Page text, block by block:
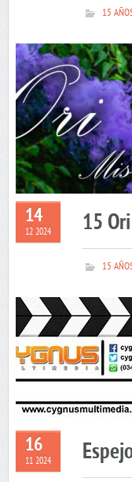
15
14
12 2024 15 Ori
15
16
11 2024